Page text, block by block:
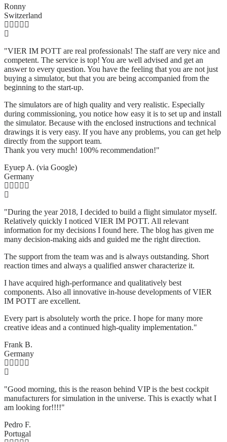
Ronny
Switzerland
"VIER IM POTT are real professionals! The staff are very nice and
competent. The service is top! You are well advised and get an
answer to every question. You have the feeling that you are not just
buying a simulator, but that you are being accompanied from the
beginning to the start-up.
The simulators are of high quality and very realistic. Especially
during commissioning, you notice how easy it is to set up and install
the simulator. Because with the enclosed instructions and technical
drawings it is very easy. If you have any problems, you can get help
directly from the support team.
Thank you very much! 100% recommendation!"
Eyuep A. (via Google)
Germany
"During the year 2018, I decided to build a flight simulator myself.
Relatively quickly I noticed VIER IM POTT. All relevant
information for my decisions I found here. The blog has given me
many decision-making aids and guided me the right direction.
The support from the team was and is always outstanding. Short
reaction times and always a qualified answer characterize it.
I have acquired high-performance and qualitatively best
components. Also all innovative in-house developments of VIER
IM POTT are excellent.
Every part is absolutely worth the price. I hope for many more
creative ideas and a continued high-quality implementation."
Frank B.
Germany
"Good morning, this is the reason behind VIP is the best cockpit
manufacturers for simulation in the universe. This is exactly what I
am looking for!!!!"
Pedro F.
Portugal